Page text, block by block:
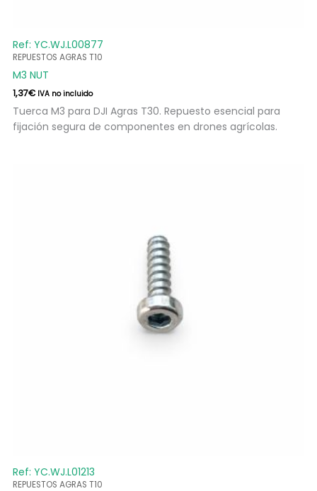
Ref: YC.WJ.L00877
REPUESTOS AGRAS T10
M3 NUT
1,37€ IVA no incluido
Tuerca M3 para DJI Agras T30. Repuesto esencial para
fijación segura de componentes en drones agrícolas.
Ref: YC.WJ.L01213
REPUESTOS AGRAS T10